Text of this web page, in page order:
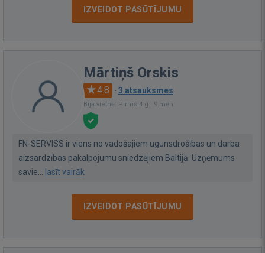
IZVEIDOT PASŪTĪJUMU
Mārtiņš Orskis
4.8 · 3 atsauksmes
Bija vietnē: Pirms 4 g., 9 mēn.
FN-SERVISS ir viens no vadošajiem ugunsdrošības un darba
aizsardzības pakalpojumu sniedzējiem Baltijā. Uzņēmums
savie... lasīt vairāk
IZVEIDOT PASŪTĪJUMU